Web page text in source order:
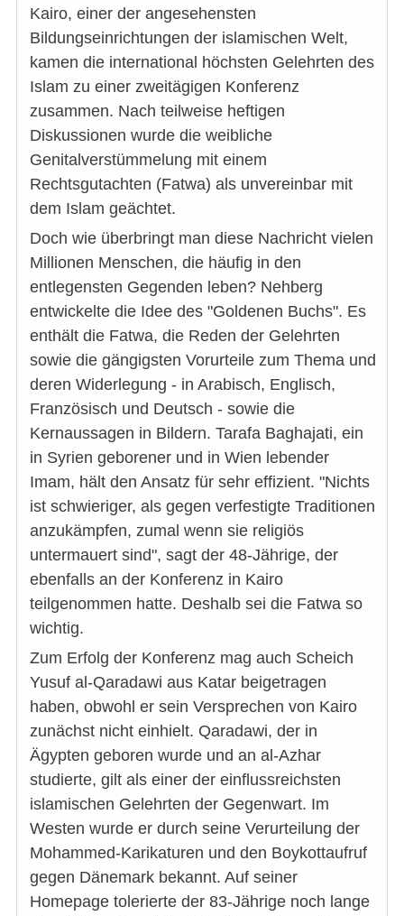
Kairo, einer der angesehensten
Bildungseinrichtungen der islamischen Welt,
kamen die international höchsten Gelehrten des
Islam zu einer zweitägigen Konferenz
zusammen. Nach teilweise heftigen
Diskussionen wurde die weibliche
Genitalverstümmelung mit einem
Rechtsgutachten (Fatwa) als unvereinbar mit
dem Islam geächtet.
Doch wie überbringt man diese Nachricht vielen
Millionen Menschen, die häufig in den
entlegensten Gegenden leben? Nehberg
entwickelte die Idee des "Goldenen Buchs". Es
enthält die Fatwa, die Reden der Gelehrten
sowie die gängigsten Vorurteile zum Thema und
deren Widerlegung - in Arabisch, Englisch,
Französisch und Deutsch - sowie die
Kernaussagen in Bildern. Tarafa Baghajati, ein
in Syrien geborener und in Wien lebender
Imam, hält den Ansatz für sehr effizient. "Nichts
ist schwieriger, als gegen verfestigte Traditionen
anzukämpfen, zumal wenn sie religiös
untermauert sind", sagt der 48-Jährige, der
ebenfalls an der Konferenz in Kairo
teilgenommen hatte. Deshalb sei die Fatwa so
wichtig.
Zum Erfolg der Konferenz mag auch Scheich
Yusuf al-Qaradawi aus Katar beigetragen
haben, obwohl er sein Versprechen von Kairo
zunächst nicht einhielt. Qaradawi, der in
Ägypten geboren wurde und an al-Azhar
studierte, gilt als einer der einflussreichsten
islamischen Gelehrten der Gegenwart. Im
Westen wurde er durch seine Verurteilung der
Mohammed-Karikaturen und den Boykottaufruf
gegen Dänemark bekannt. Auf seiner
Homepage tolerierte der 83-Jährige noch lange